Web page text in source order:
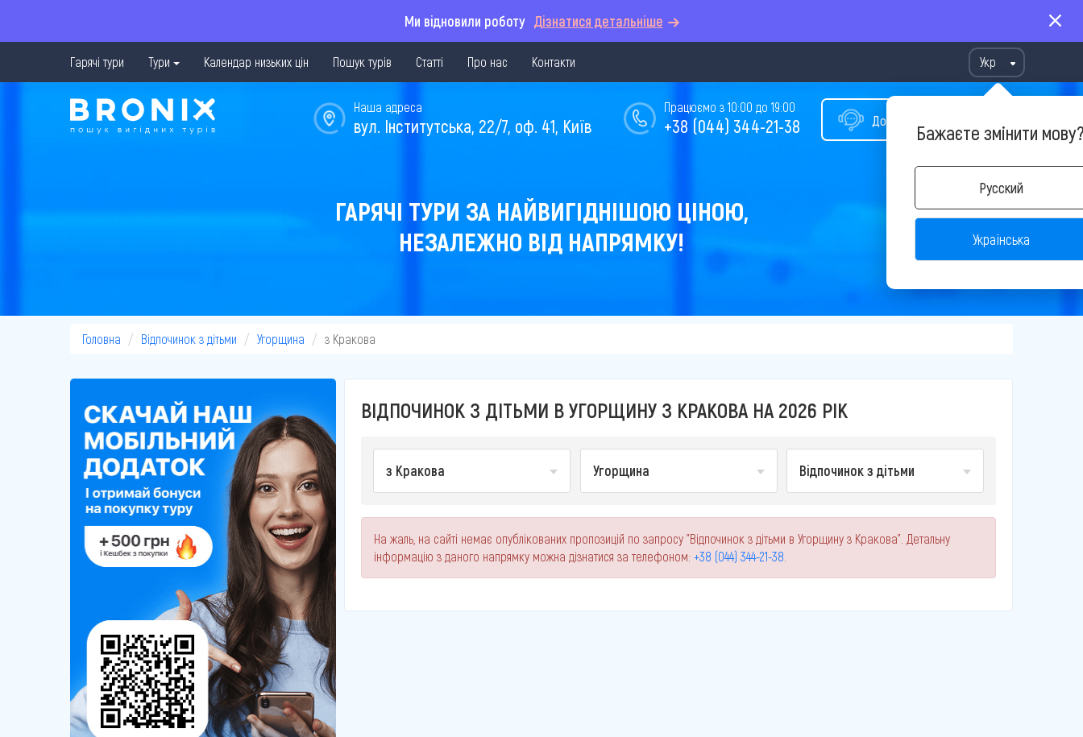
Ми відновили роботу Дізнатися детальніше
Гарячі тури Тури Календар низьких цін Пошук турів Статті Про нас Контакти Укр
Бажаєте змінити
Русский
Українська
Допомога у виборі туру
Працюємо з 10:00 до 19:00
+38 (044) 344-21-38
Наша адреса
вул. Інститутська, 22/7, оф. 41, Київ
ГАРЯЧІ ТУРИ ЗА НАЙВИГІДНІШОЮ ЦІНОЮ,
НЕЗАЛЕЖНО ВІД НАПРЯМКУ!
Головна Відпочинок з дітьми Угорщина з Кракова
ВІДПОЧИНОК З ДІТЬМИ В УГОРЩИНУ З КРАКОВА НА 2026 РІК
з Кракова Угорщина Відпочинок з дітьми
На жаль, на сайті немає опублікованих пропозицій по запросу "Відпочинок з дітьми в Угорщину з Кракова". Детальну
інформацію з даного напрямку можна дізнатися за телефоном: +38 (044) 344-21-38